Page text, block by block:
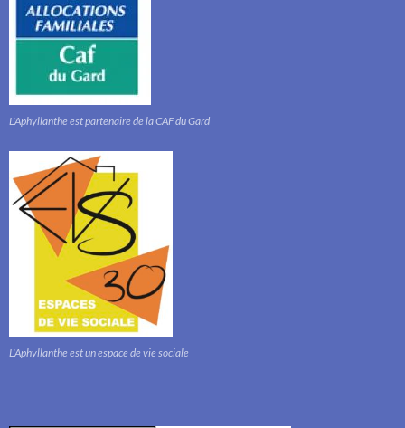
L'Aphyllanthe est partenaire de la CAF du Gard
L'Aphyllanthe est un espace de vie sociale